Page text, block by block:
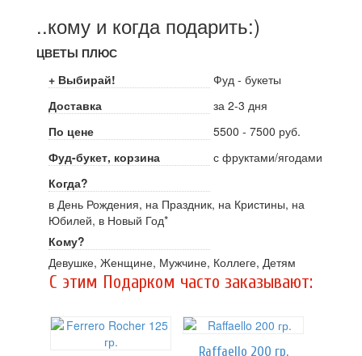
..кому и когда подарить:)
ЦВЕТЫ ПЛЮС
+ Выбирай!
Фуд - букеты
Доставка
за 2-3 дня
По цене
5500 - 7500 руб.
Фуд-букет, корзина
с фруктами/ягодами
Когда?
в День Рождения, на Праздник, на Кристины, на
Юбилей, в Новый Год*
Кому?
Девушке, Женщине, Мужчине, Коллеге, Детям
C этим Подарком часто заказывают:
Raffaello 200 гр.